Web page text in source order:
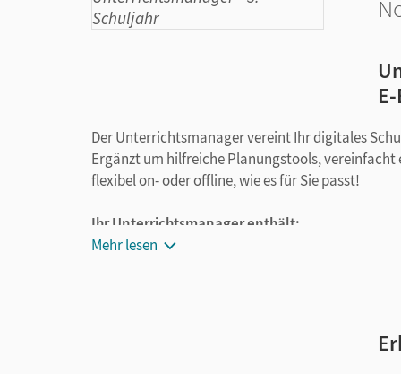
Der Unterrichtsmanager vereint Ihr digitales
Ergänzt um hilfreiche Planungstools,
flexibel on- oder offline, wie es für Sie passt!
Ihr Unterrichtsmanager enthält:
Lösungenzu
Mehr lesen